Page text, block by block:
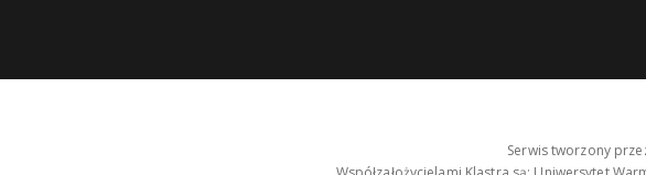
Serwis tworzony